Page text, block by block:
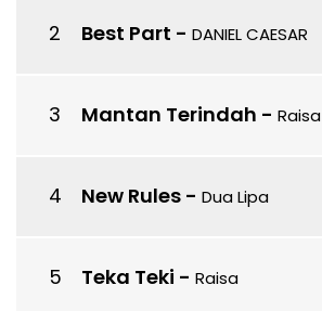
Best Part - DANIEL CAESAR
Mantan Terindah - Raisa
New Rules - Dua Lipa
Teka Teki - Raisa